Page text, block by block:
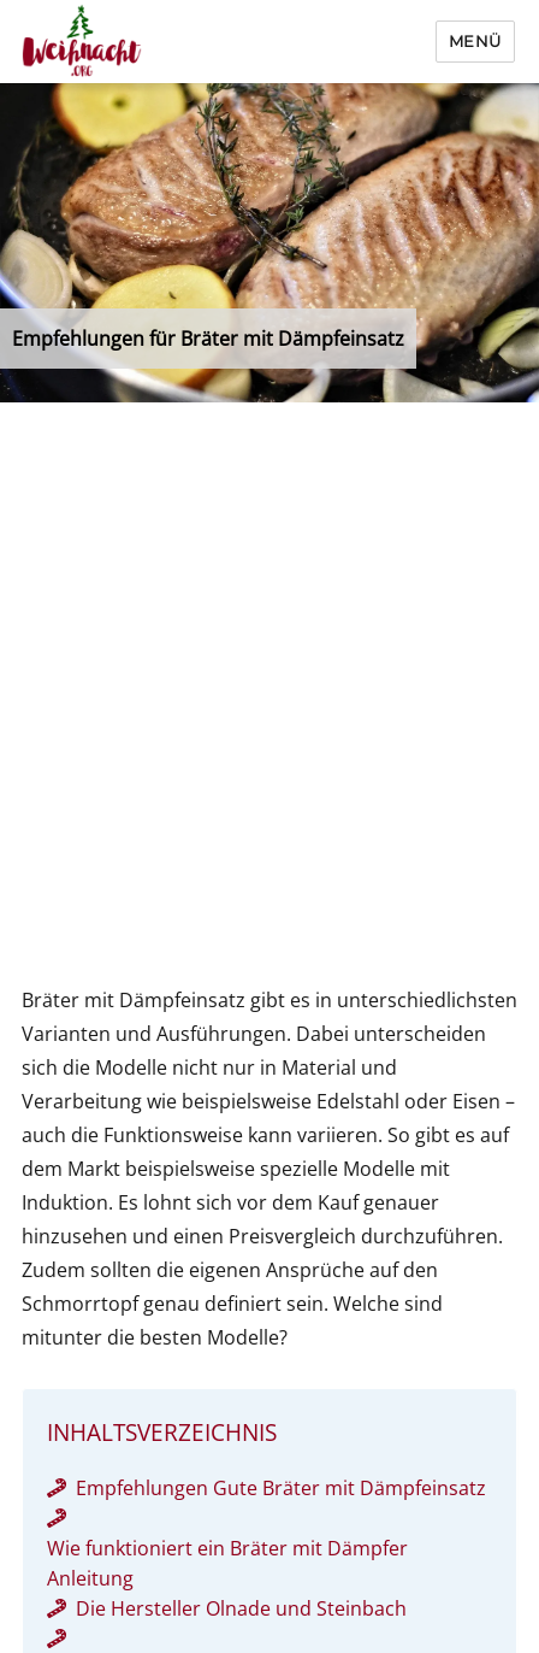
Weihnacht.org
MENÜ
Empfehlungen für Bräter mit Dämpfeinsatz
Bräter mit Dämpfeinsatz gibt es in unterschiedlichsten
Varianten und Ausführungen. Dabei unterscheiden
sich die Modelle nicht nur in Material und
Verarbeitung wie beispielsweise Edelstahl oder Eisen –
auch die Funktionsweise kann variieren. So gibt es auf
dem Markt beispielsweise spezielle Modelle mit
Induktion. Es lohnt sich vor dem Kauf genauer
hinzusehen und einen Preisvergleich durchzuführen.
Zudem sollten die eigenen Ansprüche auf den
Schmorrtopf genau definiert sein. Welche sind
mitunter die besten Modelle?
INHALTSVERZEICHNIS
Empfehlungen Gute Bräter mit Dämpfeinsatz
Wie funktioniert ein Bräter mit Dämpfer
Anleitung
Die Hersteller Olnade und Steinbach